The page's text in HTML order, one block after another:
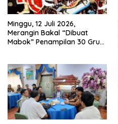
Minggu, 12 Juli 2026,
Merangin Bakal “Dibuat
Mabok” Penampilan 30 Grup